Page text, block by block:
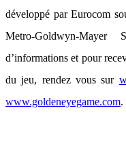
développé par Eurocom
Metro-Goldwyn-
d’informations et pour
du jeu, rendez vous sur
www.goldeneyegame.com.